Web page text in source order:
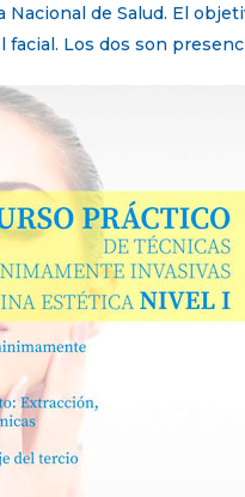
de Salud. El
Los dos son